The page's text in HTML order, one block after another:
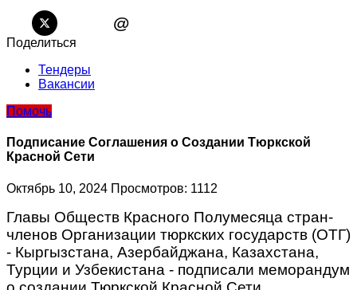
@
Поделиться
Тендеры
Вакансии
Помочь
Подписание Соглашения о Создании Тюркской
Красной Сети
Октябрь 10, 2024 Просмотров: 1112
Главы Обществ Красного Полумесяца стран-
членов Организации тюркских государств (ОТГ)
- Кыргызстана, Азербайджана, Казахстана,
Турции и Узбекистана - подписали меморандум